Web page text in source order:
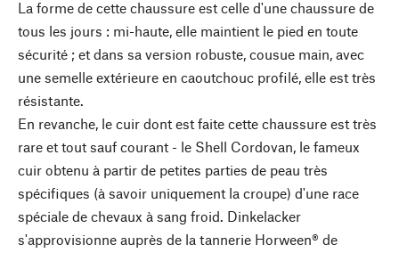
La forme de cette chaussure est celle d'une chaussure de
tous les jours : mi-haute, elle maintient le pied en toute
sécurité ; et dans sa version robuste, cousue main, avec
une semelle extérieure en caoutchouc profilé, elle est très
résistante.
En revanche, le cuir dont est faite cette chaussure est très
rare et tout sauf courant - le Shell Cordovan, le fameux
cuir obtenu à partir de petites parties de peau très
spécifiques (à savoir uniquement la croupe) d'une race
spéciale de chevaux à sang froid. Dinkelacker
s'approvisionne auprès de la tannerie Horween® de